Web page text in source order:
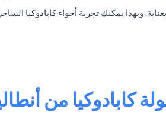
وبهذا يمكنك تجربة أجواء
كابادوكيا من